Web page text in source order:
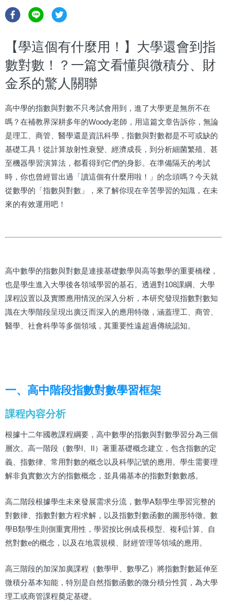
【學這個有什麼用！】大學還會到指
數對數！？一篇文看懂與微積分、財
金系的驚人關聯
高中學的指數與對數不只考試會用到，進了大學更是無所不在
嗎？在補教界深耕多年的Woody老師，用這篇文章告訴你，無論
是理工、商管、醫學還是資訊科學，指數與對數都是不可或缺的
基礎工具！從計算放射性衰變、經濟成長，到分析細菌繁殖、甚
至機器學習演算法，都看得到它們的身影。在準備隔天的考試
時，你也曾經冒出過「讀這個有什麼用啦！」的念頭嗎？今天就
從數學的「指數與對數」，來了解你現在辛苦學習的知識，在未
來的有效運用吧！
高中數學的指數與對數是連接基礎數學與高等數學的重要橋樑，
也是學生進入大學後各領域學習的基石。透過對108課綱、大學
課程設置以及實際應用情況的深入分析，本研究發現指數對數知
識在大學階段呈現出廣泛而深入的應用特徵，涵蓋理工、商管、
醫學、社會科學等多個領域，其重要性遠超過傳統認知。
一、高中階段指數對數學習框架
課程內容分析
根據十二年國教課程綱要，高中數學的指數與對數學習分為三個
層次。高一階段（數學I、II）著重基礎概念建立，包含指數的定
義、指數律、常用對數的概念以及科學記號的應用。學生需要理
解非負實數次方的指數概念，並具備基本的指數對數數感。
高二階段根據學生未來發展需求分流，數學A類學生學習完整的
對數律、指數對數方程求解，以及指數對數函數的圖形特徵。數
學B類學生則側重實用性，學習按比例成長模型、複利計算、自
然對數e的概念，以及在地震規模、財經管理等領域的應用。
高三階段的加深加廣課程（數學甲、數學乙）將指數對數延伸至
微積分基本知能，特別是自然指數函數的微分積分性質，為大學
理工或商管課程奠定基礎。